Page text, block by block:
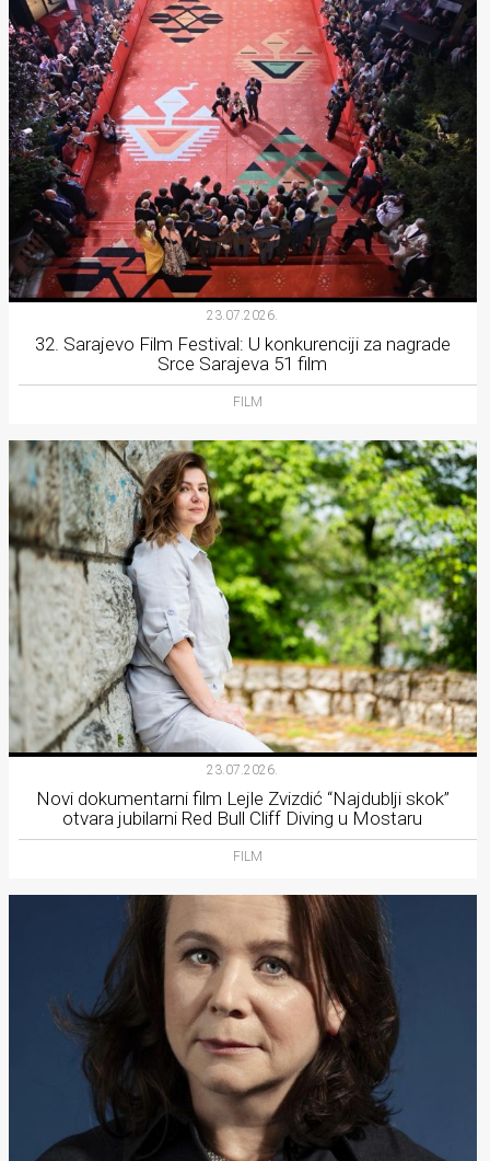
23.07.2026.
32. Sarajevo Film Festival: U konkurenciji za nagrade
Srce Sarajeva 51 film
FILM
23.07.2026.
Novi dokumentarni film Lejle Zvizdić “Najdublji skok”
otvara jubilarni Red Bull Cliff Diving u Mostaru
FILM